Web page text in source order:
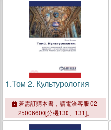
1.Том 2. Культурология
若需訂購本書，請電洽客服 02-
25006600[分機130、131]。